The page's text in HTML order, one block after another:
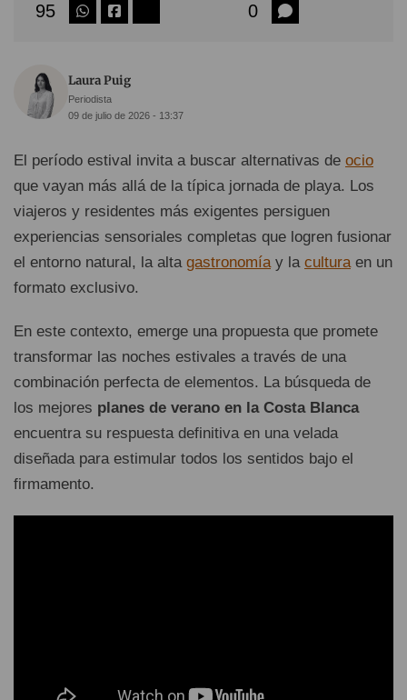
95 0
Laura Puig
Periodista
09 de julio de 2026 - 13:37
El período estival invita a buscar alternativas de ocio
que vayan más allá de la típica jornada de playa. Los
viajeros y residentes más exigentes persiguen
experiencias sensoriales completas que logren fusionar
el entorno natural, la alta gastronomíay la culturaen un
formato exclusivo.
En este contexto, emerge una propuesta que promete
transformar las noches estivales a través de una
combinación perfecta de elementos. La búsqueda de
los mejores planes de verano en la Costa Blanca
encuentra su respuesta definitiva en una velada
diseñada para estimular todos los sentidos bajo el
firmamento.